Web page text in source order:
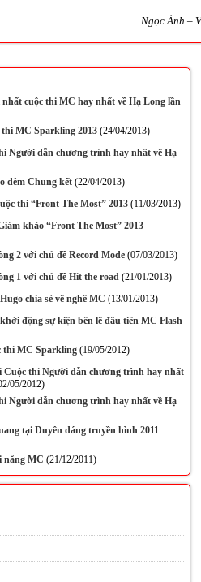
Ngọc Ánh –
cuộc thi MC hay nhất về Hạ Long lần
MC Sparkling 2013(24/04/2013)
Người dẫn chương trình hay nhất về Hạ
đêm Chung kết(22/04/2013)
thi “Front The Most” 2013(11/03/2013)
khảo “Front The Most” 2013
2 với chủ đề Record Mode(07/03/2013)
1 với chủ đề Hit the road(21/01/2013)
chia sẻ về nghề MC (13/01/2013)
động sự kiện bên lề đầu tiên MC Flash
thi MC Sparkling(19/05/2012)
thi Người dẫn chương trình hay nhất
05/2012)
Người dẫn chương trình hay nhất về Hạ
tại Duyên dáng truyền hình 2011
năng MC (21/12/2011)